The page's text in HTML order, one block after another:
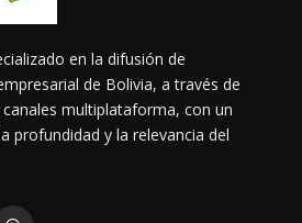
en la difusión de
de Bolivia, a través de
multiplataforma, con un
profundidad y la relevancia del